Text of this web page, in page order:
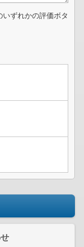
ずれかの評価ボタ